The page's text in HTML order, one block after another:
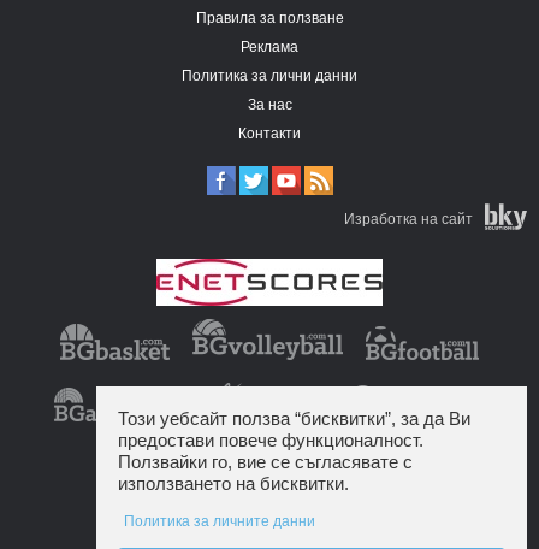
Правила за ползване
Реклама
Политика за лични данни
За нас
Контакти
Изработка на сайт
Този уебсайт ползва “бисквитки”, за да Ви
предостави повече функционалност.
Ползвайки го, вие се съгласявате с
използването на бисквитки.
Политика за личните данни